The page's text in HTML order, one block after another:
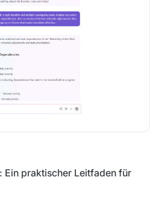
praktischer Leitfaden für